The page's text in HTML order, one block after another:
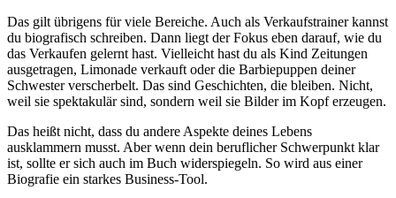
Das gilt übrigens für viele Bereiche. Auch als Verkaufstrainer kannst
du biografisch schreiben. Dann liegt der Fokus eben darauf, wie du
das Verkaufen gelernt hast. Vielleicht hast du als Kind Zeitungen
ausgetragen, Limonade verkauft oder die Barbiepuppen deiner
Schwester verscherbelt. Das sind Geschichten, die bleiben. Nicht,
weil sie spektakulär sind, sondern weil sie Bilder im Kopf erzeugen.
Das heißt nicht, dass du andere Aspekte deines Lebens
ausklammern musst. Aber wenn dein beruflicher Schwerpunkt klar
ist, sollte er sich auch im Buch widerspiegeln. So wird aus einer
Biografie ein starkes Business-Tool.